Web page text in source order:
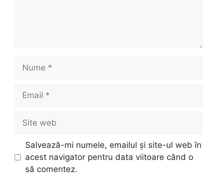
Nume
Email
Site
web
Salvează-mi numele, emailul și site-ul web în
acest navigator pentru data viitoare când o
să comentez.